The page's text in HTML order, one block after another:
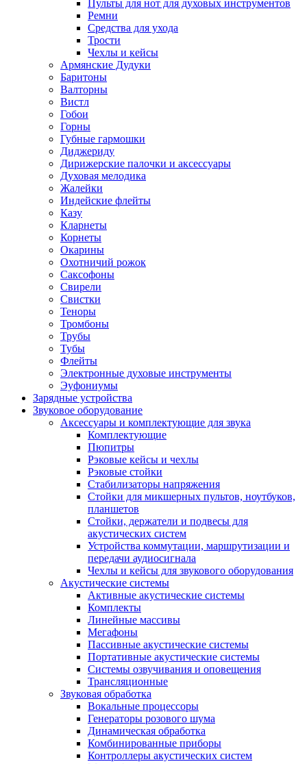
Пульты для нот для духовых инструментов
Ремни
Средства для ухода
Трости
Чехлы и кейсы
Армянские Дудуки
Баритоны
Валторны
Вистл
Гобои
Горны
Губные гармошки
Диджериду
Дирижерские палочки и аксессуары
Духовая мелодика
Жалейки
Индейские флейты
Казу
Кларнеты
Корнеты
Окарины
Охотничий рожок
Саксофоны
Свирели
Свистки
Теноры
Тромбоны
Трубы
Тубы
Флейты
Электронные духовые инструменты
Эуфониумы
Зарядные устройства
Звуковое оборудование
Аксессуары и комплектующие для звука
Комплектующие
Пюпитры
Рэковые кейсы и чехлы
Рэковые стойки
Стабилизаторы напряжения
Стойки для микшерных пультов, ноутбуков,
планшетов
Стойки, держатели и подвесы для
акустических систем
Устройства коммутации, маршрутизации и
передачи аудиосигнала
Чехлы и кейсы для звукового оборудования
Акустические системы
Активные акустические системы
Комплекты
Линейные массивы
Мегафоны
Пассивные акустические системы
Портативные акустические системы
Системы озвучивания и оповещения
Трансляционные
Звуковая обработка
Вокальные процессоры
Генераторы розового шума
Динамическая обработка
Комбинированные приборы
Контроллеры акустических систем